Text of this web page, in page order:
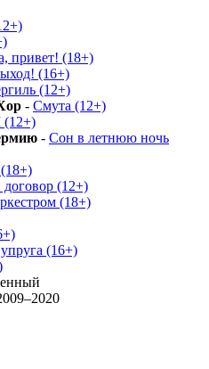
привет! (18+)
(16+)
(12+)
- Смута (12+)
(12+)
- Сон в летнюю ночь
(12+)
(18+)
(16+)